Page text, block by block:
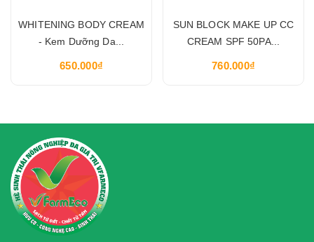
WHITENING BODY CREAM
- Kem Dưỡng Da...
650.000₫
SUN BLOCK MAKE UP CC
CREAM SPF 50PA...
760.000₫